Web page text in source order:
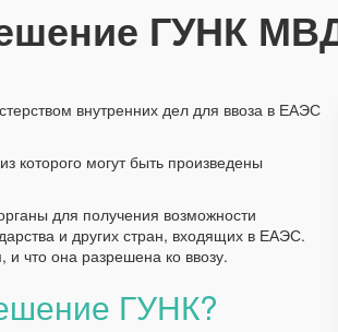
ГУНК
внутренних дел для ввоза в ЕАЭС
которого могут быть произведены
для получения возможности
и других стран, входящих в ЕАЭС.
что она разрешена ко ввозу.
ГУНК?